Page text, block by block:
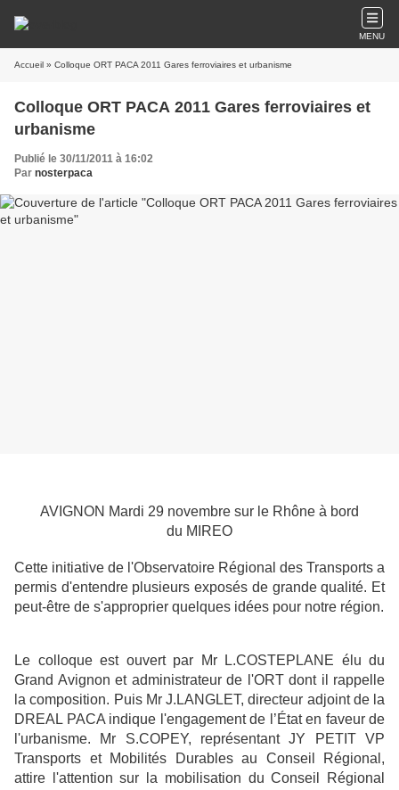
MENU
Accueil » Colloque ORT PACA 2011 Gares ferroviaires et urbanisme
Colloque ORT PACA 2011 Gares ferroviaires et
urbanisme
Publié le 30/11/2011 à 16:02
Par nosterpaca
AVIGNON Mardi 29 novembre sur le Rhône à bord
du MIREO
Cette initiative de l'Observatoire Régional des Transports a
permis d'entendre plusieurs exposés de grande qualité. Et
peut-être de s'approprier quelques idées pour notre région.
Le colloque est ouvert par Mr L.COSTEPLANE élu du
Grand Avignon et administrateur de l'ORT dont il rappelle
la composition. Puis Mr J.LANGLET, directeur adjoint de la
DREAL PACA indique l'engagement de l’État en faveur de
l'urbanisme. Mr S.COPEY, représentant JY PETIT VP
Transports et Mobilités Durables au Conseil Régional,
attire l'attention sur la mobilisation du Conseil Régional